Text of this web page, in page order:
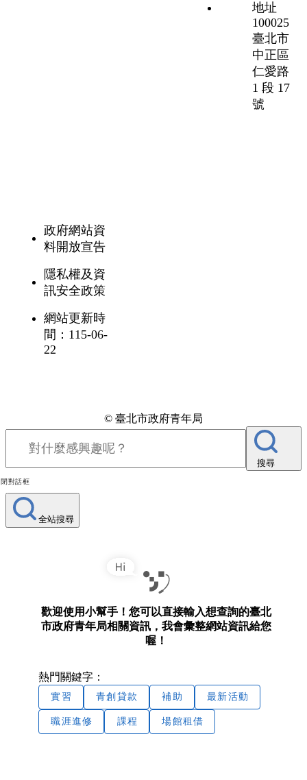
地址
100025
臺北市
中正區
仁愛路
1 段 17
號
政府網站資
料開放宣告
隱私權及資
訊安全政策
網站更新時
間：115-06-
22
© 臺北市政府青年局
搜尋
對話框
全站搜尋
歡迎使用小幫手！您可以直接輸入想查詢的臺北
市政府青年局相關資訊，我會彙整網站資訊給您
喔！
熱門關鍵字：
實習 青創貸款 補助 最新活動
職涯進修 課程 場館租借